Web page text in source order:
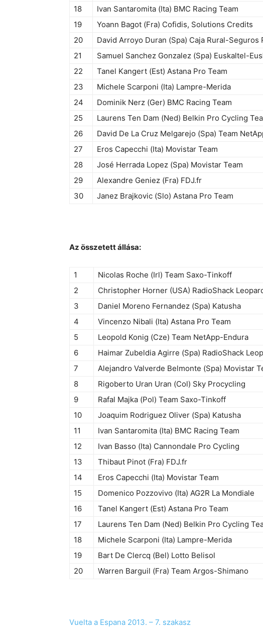
18
Ivan Santaromita (Ita) BMC Racing Team
19
Yoann Bagot (Fra) Cofidis, Solutions Credits
20
David Arroyo Duran (Spa) Caja Rural-Seguros
21
Samuel Sanchez Gonzalez (Spa) Euskaltel-
22
Tanel Kangert (Est) Astana Pro Team
23
Michele Scarponi (Ita) Lampre-Merida
24
Dominik Nerz (Ger) BMC Racing Team
25
Laurens Ten Dam (Ned) Belkin Pro Cycling
26
David De La Cruz Melgarejo (Spa) Team
27
Eros Capecchi (Ita) Movistar Team
28
José Herrada Lopez (Spa) Movistar Team
29
Alexandre Geniez (Fra) FDJ.fr
30
Janez Brajkovic (Slo) Astana Pro Team
Az összetett állása:
1 Nicolas Roche (Irl) Team Saxo-Tinkoff
2
Christopher Horner (USA) RadioShack
3
Daniel Moreno Fernandez (Spa) Katusha
4
Vincenzo Nibali (Ita) Astana Pro Team
5
Leopold Konig (Cze) Team NetApp-Endura
6
Haimar Zubeldia Agirre (Spa) RadioShack
7
Alejandro Valverde Belmonte (Spa) Movistar
8
Rigoberto Uran Uran (Col) Sky Procycling
9
Rafal Majka (Pol) Team Saxo-Tinkoff
10
Joaquim Rodriguez Oliver (Spa) Katusha
11
Ivan Santaromita (Ita) BMC Racing Team
12
Ivan Basso (Ita) Cannondale Pro Cycling
13
Thibaut Pinot (Fra) FDJ.fr
14
Eros Capecchi (Ita) Movistar Team
15
Domenico Pozzovivo (Ita) AG2R La Mondiale
16
Tanel Kangert (Est) Astana Pro Team
17
Laurens Ten Dam (Ned) Belkin Pro Cycling
18
Michele Scarponi (Ita) Lampre-Merida
19
Bart De Clercq (Bel) Lotto Belisol
20
Warren Barguil (Fra) Team Argos-Shimano
Vuelta a Espana 2013. – 7. szakasz